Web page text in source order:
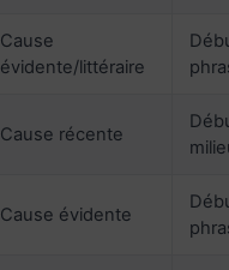
Cause
évidente/littéraire
Cause récente
Cause évidente